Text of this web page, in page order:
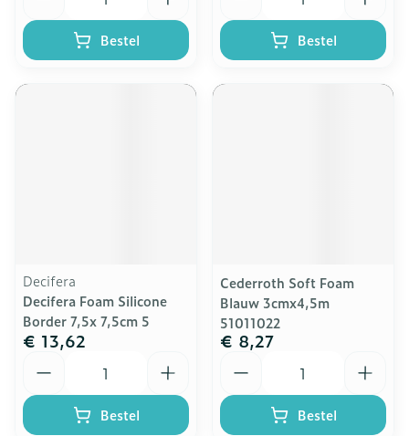
Bestel Bestel
Decifera
Decifera Foam Silicone
Border 7,5x 7,5cm 5
€ 13,62
Bestel
Cederroth Soft Foam
Blauw 3cmx4,5m
51011022
€ 8,27
Bestel